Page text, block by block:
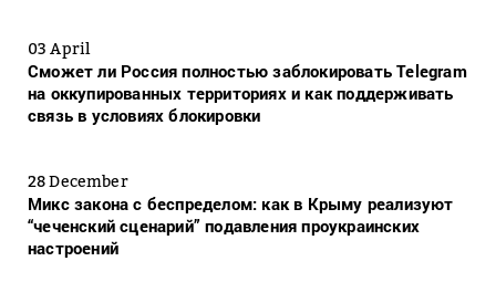
03 April
Сможет ли Россия полностью заблокировать Telegram
на оккупированных территориях и как поддерживать
связь в условиях блокировки
28 December
Микс закона с беспределом: как в Крыму реализуют
“чеченский сценарий” подавления проукраинских
настроений